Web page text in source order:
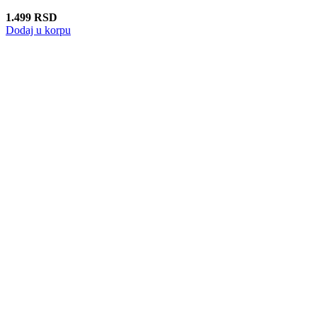
1.499 RSD
Dodaj u korpu